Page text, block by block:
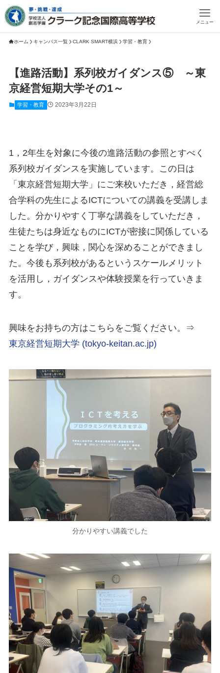
メニュー
ホーム キャンパス一覧 CLARK SMART横浜 学習・教育
【進路活動】系列校ガイダンス⑤ ～東
京経営短期大学その1～
学習・教育 2023年3月22日
1，2年生を対象に今後の進路活動の参照とすべく
系列校ガイダンスを実施しています。この日は
「東京経営短期大学」にご来校いただき，経営総
合学科の先生によるICTについての講義を受講しま
した。分かりやすく丁寧な講義をしていただき，
生徒たちは身近なものにICTが密接に関係している
ことを学び，興味，関心を深めることができまし
た。今後も系列校があるというスケールメリット
を活用し，ガイダンスや体験授業を行っていきま
す。
興味をお持ちの方はこちらをご覧ください。⇒
東京経営短期大学 (tokyo-keitan.ac.jp)
分かりやすい講義でした